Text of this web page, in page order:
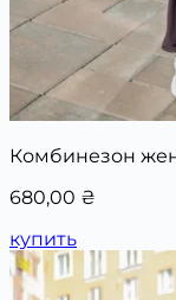
Комбинезон
680,00 ₴
купить